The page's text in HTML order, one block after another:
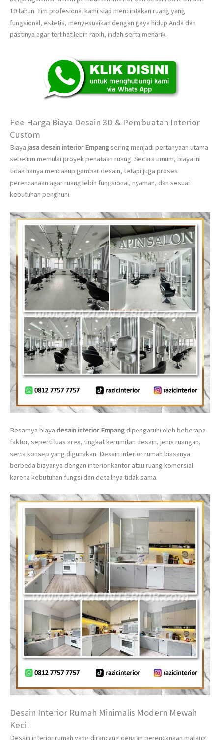
10 tahun. Tim profesional kami siap menciptakan ruang yang
fungsional, estetis, menyesuaikan dengan gaya hidup Anda dan
pastinya agar terlihat lebih rapih, indah serta menarik.
Fee Harga Biaya Desain 3D & Pembuatan Interior
Custom
Biaya jasa desain interior Empangsering menjadi pertanyaan utama
sebelum memulai proyek penataan ruang. Secara umum, biaya ini
tidak hanya mencakup gambar desain, tetapi juga proses
perencanaan agar ruang lebih fungsional, nyaman, dan sesuai
kebutuhan penghuni.
Besarnya biaya desain interior Empang dipengaruhi oleh beberapa
faktor, seperti luas area, tingkat kerumitan desain, jenis ruangan,
serta konsep yang digunakan. Desain interior rumah biasanya
berbeda biayanya dengan interior kantor atau ruang komersial
karena kebutuhan fungsi dan detailnya tidak sama.
Desain Interior Rumah Minimalis Modern Mewah
Kecil
Desain interior rumah yang dirancang dengan perencanaan matang